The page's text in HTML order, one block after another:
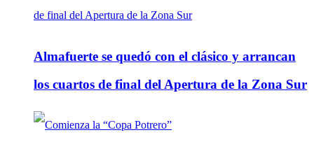
Almafuerte se quedó con el clásico y arrancan
los cuartos de final del Apertura de la Zona Sur